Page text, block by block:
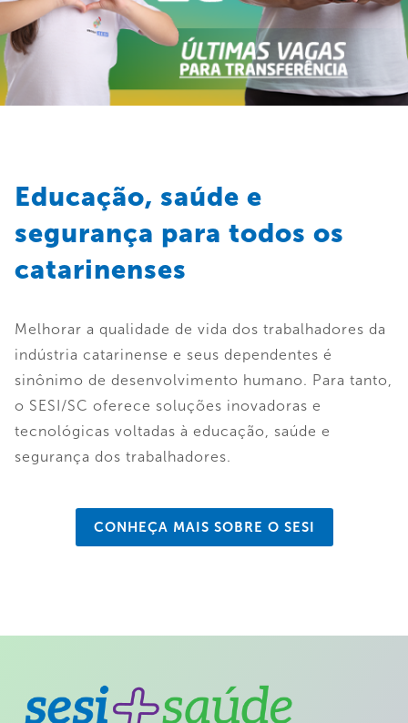
Educação, saúde e
segurança para todos os
catarinenses
Melhorar a qualidade de vida dos trabalhadores da
indústria catarinense e seus dependentes é
sinônimo de desenvolvimento humano. Para tanto,
o SESI/SC oferece soluções inovadoras e
tecnológicas voltadas à educação, saúde e
segurança dos trabalhadores.
CONHEÇA MAIS SOBRE O SESI